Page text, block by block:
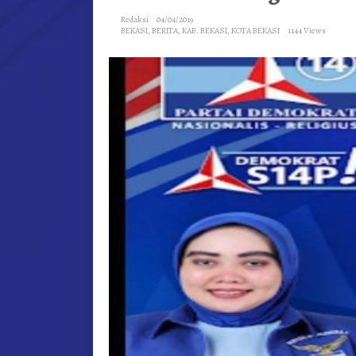
DI
SELATAN
Redaksi
04/04/2019
BEKASI, BERITA, KAB. BEKASI, KOTA BEKASI 1144 Views